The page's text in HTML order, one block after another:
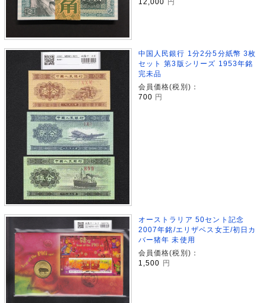
12,000 円
中国人民銀行 1分2分5分紙幣 3枚
セット 第3版シリーズ 1953年銘
完未品
会員価格(税別)：
700 円
オーストラリア 50セント記念
2007年銘/エリザベス女王/初日カ
バー猪年 未使用
会員価格(税別)：
1,500
円